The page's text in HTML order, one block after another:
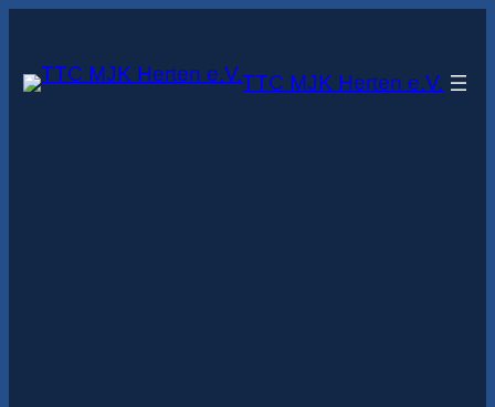
springen
TTC MJK Herten e.V.